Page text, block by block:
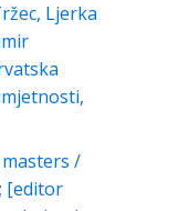
Ljerka
/
[editor